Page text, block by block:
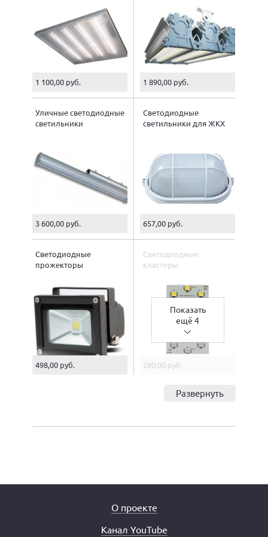
1 100,00 руб. 1 890,00 руб.
Уличные светодиодные
светильники
3 600,00 руб.
Светодиодные
светильники для ЖКХ
657,00 руб.
Светодиодные
прожекторы
498,00 руб.
Светодиодные
кластеры
Показать
ещё 4
280,00 руб.
Развернуть
О проекте
Канал YouTube